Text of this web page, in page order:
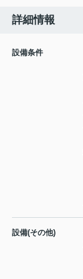
詳細情報
設備条件
設備(その他)